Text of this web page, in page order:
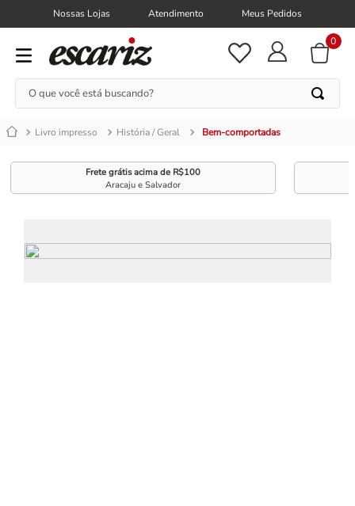
Nossas Lojas Atendimento Meus Pedidos
0
O que você está buscando?
Livro impresso História / Geral Bem-comportadas
Frete grátis acima de R$100
Aracaju e Salvador